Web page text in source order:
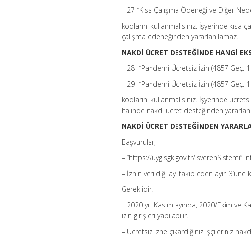
– 27-“Kısa Çalışma Ödeneği ve Diğer
kodlarını kullanmalısınız. İşyerinde kısa
çalışma ödeneğinden yararlanılamaz.
NAKDİ ÜCRET DESTEĞİNDE HANGİ
– 28- “Pandemi Ücretsiz İzin (4857 Geç.
– 29- “Pandemi Ücretsiz İzin (4857 Geç.
kodlarını kullanmalısınız. İşyerinde
halinde nakdi ücret desteğinden
NAKDİ ÜCRET DESTEĞİNDEN
Başvurular;
– “https://uyg.sgk.gov.tr/IsverenSistemi”
– İznin verildiği ayı takip eden ayın 3’üne
Gereklidir.
– 2020 yılı Kasım ayında, 2020/Ekim ve
izin girişleri yapılabilir.
– Ücretsiz izne çıkardığınız işçileriniz